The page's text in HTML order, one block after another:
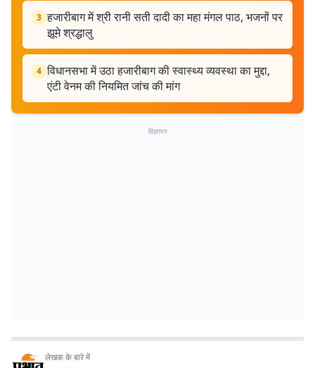
3 हजारीबाग में श्री रानी सती दादी का महा मंगल पाठ, भजनों पर
झूमे श्रद्धालु
4 विधानसभा में उठा हजारीबाग की स्वास्थ्य व्यवस्था का मुद्दा,
एंटी वेनम की नियमित जांच की मांग
विज्ञापन
लेखक के बारे में